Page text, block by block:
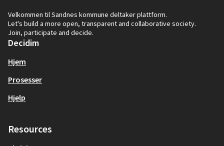
Velkommen til Sandnes kommune deltaker plattform.
Let's build a more open, transparent and collaborative society.
Join, participate and decide.
Decidim
Hjem
Prosesser
Hjelp
Resources